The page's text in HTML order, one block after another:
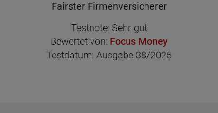
Fairs­ter Fir­men­ver­si­che­rer
Test­no­te: Sehr gut
Be­wer­tet von: Focus Money
Test­da­tum: Aus­ga­be 38/2025